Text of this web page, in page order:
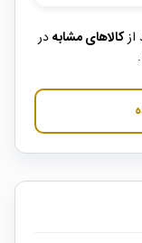
ازکالاهای مشابهدر